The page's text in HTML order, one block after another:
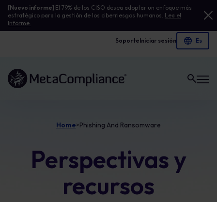
[Nuevo informe] El 79% de los CISO desea adoptar un enfoque más
estratégico para la gestión de los ciberriesgos humanos. Lea el
Informe.
SoporteIniciar sesión
Enlace a la página de inicio
Home>Phishing And Ransomware
Perspectivas y
recursos